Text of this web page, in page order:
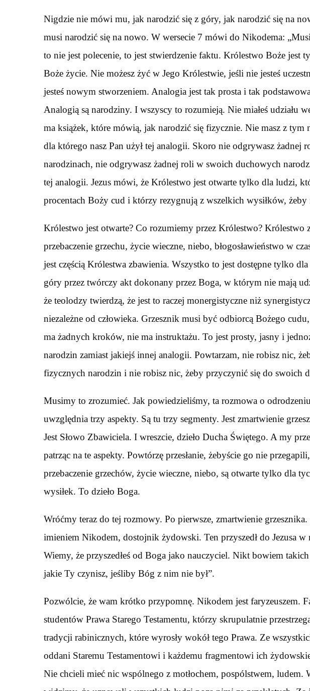
Nigdzie nie mówi mu, jak narodzić się z góry, jak narodzić się na
musi narodzić się na nowo. W wersecie 7 mówi do Nikodema:
to nie jest polecenie, to jest stwierdzenie faktu. Królestwo Boże jest
Boże życie. Nie możesz żyć w Jego Królestwie, jeśli nie jesteś
jesteś nowym stworzeniem. Analogia jest tak prosta i tak
Analogią są narodziny. I wszyscy to rozumieją. Nie miałeś udziału
ma książek, które mówią, jak narodzić się fizycznie. Nie masz z
dla którego nasz Pan użył tej analogii. Skoro nie odgrywasz żadnej
narodzinach, nie odgrywasz żadnej roli w swoich duchowych
tej analogii. Jezus mówi, że Królestwo jest otwarte tylko dla ludzi,
procentach Boży cud i którzy rezygnują z wszelkich wysiłków, żeby
Królestwo jest otwarte? Co rozumiemy przez Królestwo? Królestwo
przebaczenie grzechu, życie wieczne, niebo, błogosławieństwo w
jest częścią Królestwa zbawienia. Wszystko to jest dostępne tylko
góry przez twórczy akt dokonany przez Boga, w którym nie mają
że teolodzy twierdzą, że jest to raczej monergistyczne niż
niezależne od człowieka. Grzesznik musi być odbiorcą Bożego
ma żadnych kroków, nie ma instruktażu. To jest prosty, jasny i
narodzin zamiast jakiejś innej analogii. Powtarzam, nie robisz nic,
fizycznych narodzin i nie robisz nic, żeby przyczynić się do swoich
Musimy to zrozumieć. Jak powiedzieliśmy, ta rozmowa o
uwzględnia trzy aspekty. Są tu trzy segmenty. Jest zmartwienie
Jest Słowo Zbawiciela. I wreszcie, dzieło Ducha Świętego. A my
patrząc na te aspekty. Powtórzę przesłanie, żebyście go nie
przebaczenie grzechów, życie wieczne, niebo, są otwarte tylko dla
wysiłek. To dzieło Boga.
Wróćmy teraz do tej rozmowy. Po pierwsze, zmartwienie grzesznika.
imieniem Nikodem, dostojnik żydowski. Ten przyszedł do Jezusa
Wiemy, że przyszedłeś od Boga jako nauczyciel. Nikt bowiem
jakie Ty czynisz, jeśliby Bóg z nim nie był”.
Pozwólcie, że wam krótko przypomnę. Nikodem jest faryzeuszem.
studentów Prawa Starego Testamentu, którzy skrupulatnie
tradycji rabinicznych, które wyrosły wokół tego Prawa. Ze
oddani Staremu Testamentowi i każdemu fragmentowi ich
Nie chcieli mieć nic wspólnego z motłochem, pospólstwem, ludem.